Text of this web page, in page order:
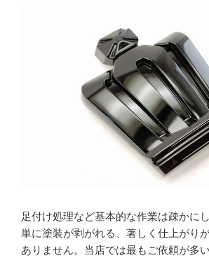
足付け処理など基本的な作業は疎かに
単に塗装が剥がれる、著しく仕上がり
ありません。当店では最もご依頼が多